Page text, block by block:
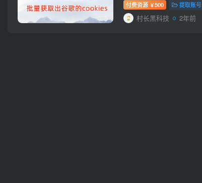
付费资源 ￥500 提取账
村长黑科技 2年前